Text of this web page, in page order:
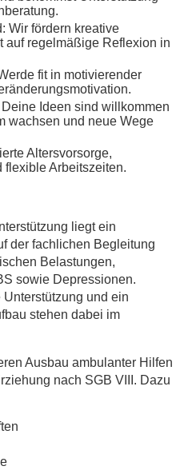
Wir fördern kreative
auf regelmäßige Reflexion in
fit in motivierender
Ideen sind willkommen
wachsen und neue Wege
Altersvorsorge,
flexible Arbeitszeiten.
liegt ein
der fachlichen Begleitung
Belastungen,
sowie Depressionen.
und ein
stehen dabei im
Ausbau ambulanter Hilfen
nach SGB VIII. Dazu